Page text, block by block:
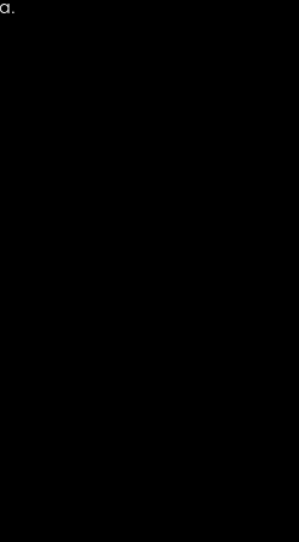
parasol alle stofbanen
de mast.
om onnodige slijtage
windbestendigheid van